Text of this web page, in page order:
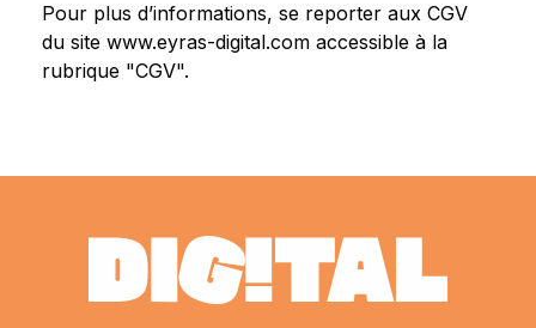
Pour plus d’informations, se reporter aux CGV
du site www.eyras-digital.com accessible à la
rubrique "CGV".